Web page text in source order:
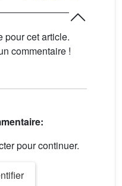
pour cet article.
commentaire !
pour continuer.